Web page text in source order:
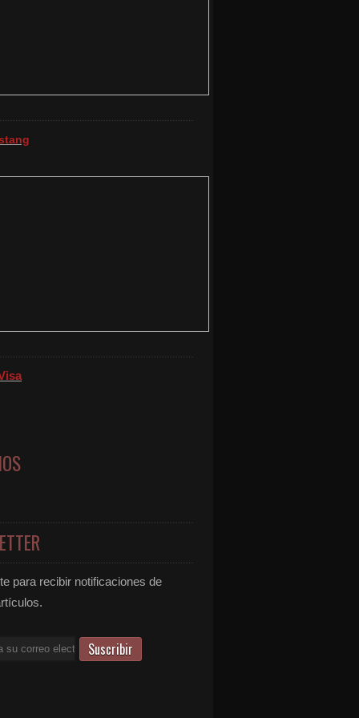
para recibir notificaciones de